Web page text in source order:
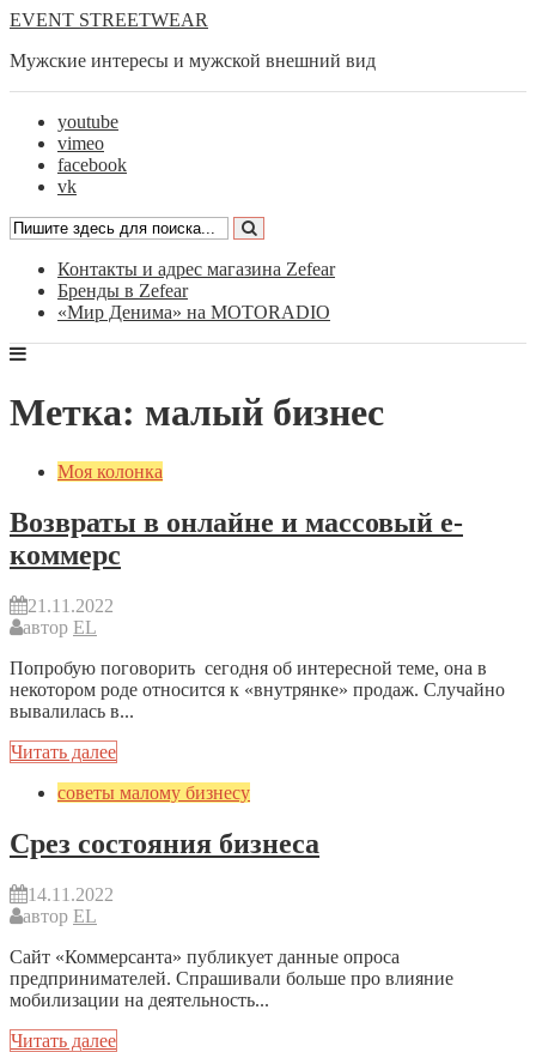
EVENT STREETWEAR
Мужские интересы и мужской внешний вид
youtube
vimeo
facebook
vk
Контакты и адрес магазина Zefear
Бренды в Zefear
«Мир Денима» на MOTORADIO
Метка: малый бизнес
Моя колонка
Возвраты в онлайне и массовый е-
коммерс
21.11.2022
автор EL
Попробую поговорить сегодня об интересной теме, она в
некотором роде относится к «внутрянке» продаж. Случайно
вывалилась в...
Читать далее
советы малому бизнесу
Срез состояния бизнеса
14.11.2022
автор EL
Сайт «Коммерсанта» публикует данные опроса
предпринимателей. Спрашивали больше про влияние
мобилизации на деятельность...
Читать далее